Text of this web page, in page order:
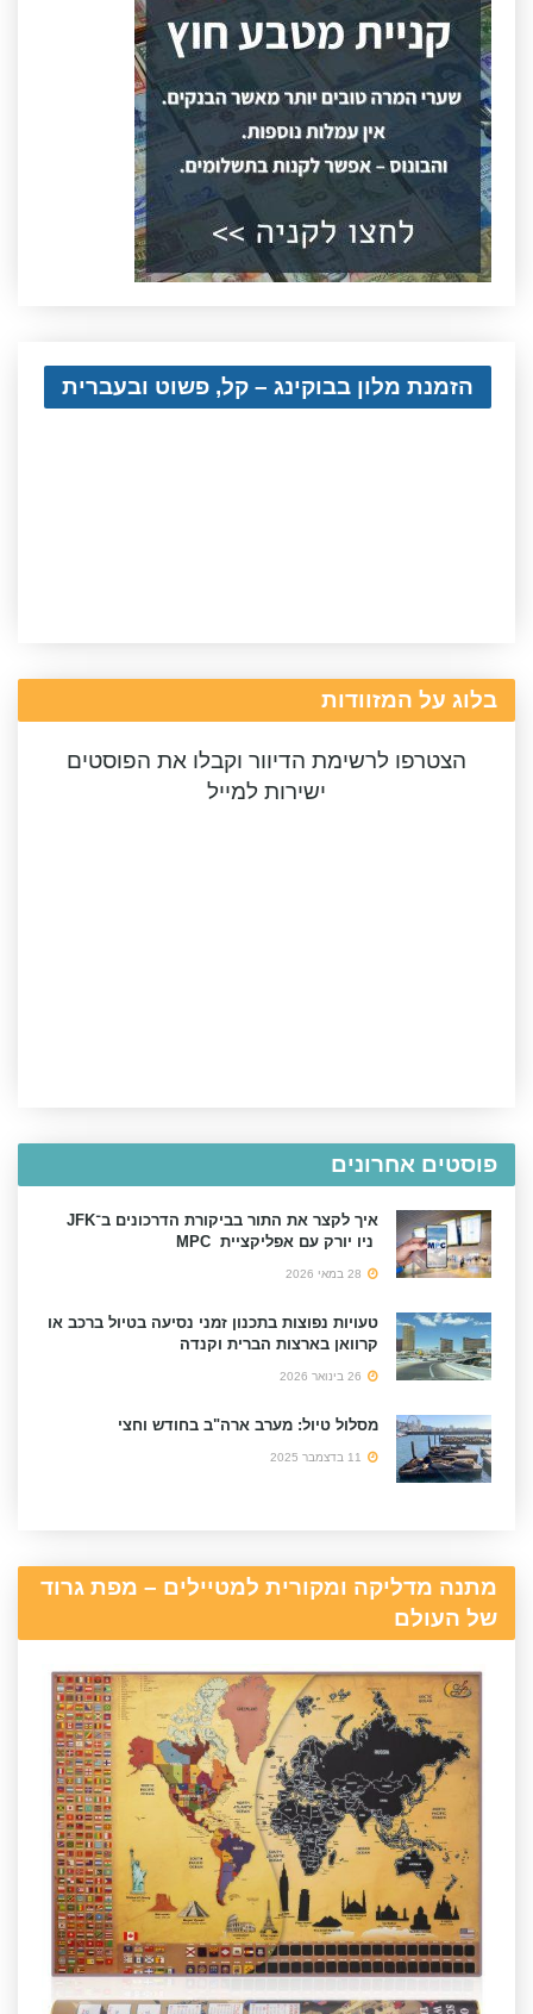
הזמנת מלון בבוקינג – קל, פשוט ובעברית
בלוג על המזוודות
הצטרפו לרשימת הדיוור וקבלו את הפוסטים
ישירות למייל
פוסטים אחרונים
איך לקצר את התור בביקורת הדרכונים ב־JFK
ניו יורק עם אפליקציית MPC
טעויות נפוצות בתכנון זמני נסיעה בטיול ברכב או
קרוואן בארצות הברית וקנדה
מסלול טיול: מערב ארה"ב בחודש וחצי
מתנה מדליקה ומקורית למטיילים – מפת גרוד
של העולם